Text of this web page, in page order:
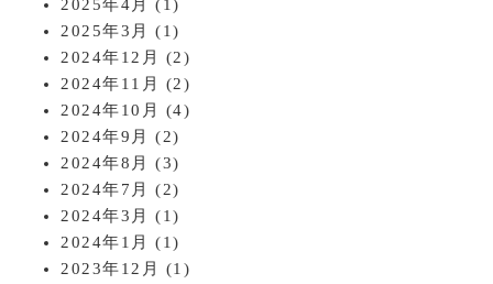
2025年4月
(1)
2025年3月
(1)
2024年12月
(2)
2024年11月
(2)
2024年10月
(4)
2024年9月
(2)
2024年8月
(3)
2024年7月
(2)
2024年3月
(1)
2024年1月
(1)
2023年12月
(1)